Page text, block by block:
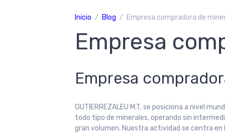
Inicio Blog Empresa compradora de
Empresa
Empresa
GUTIERREZALEU M.T. se posiciona a nivel
todo tipo de minerales, operando sin
gran volumen. Nuestra actividad se centra